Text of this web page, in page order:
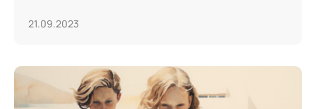
21.09.2023